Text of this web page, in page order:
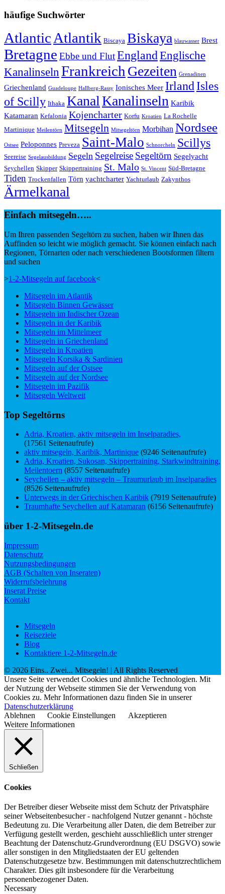
häufige Suchwörter
AtlanticAtlantik Biscaya Biskaya blauwasser Brest
Bretagne Ebbe und Flut EnglandEnglische
KanalinselnFrankreichGezeiten Grenadinen
Griechenland Guadeloupe Hallberg-Rassy Ionisches Meer IrlandIsles
of Scilly Ithaka KanalKanalinseln Karibik
Katamaran Kefalonia Kojencharter Korfu Kroatien La Rochelle
Martinique Meilentörn Mitsegeln Mitsegeltörn Morbihan Nordsee
Ostsee Peloponnes Preveza Saint-Malo Schnorcheln Scillys
Seereise Segelausbildung Segeln Segelreise Segeltörn Segelyacht
Seychellen Skipper Skippertraining St. Malo St. Vincent Süd-Bretagne
Tiden Trockenfallen Törn yachtcharter Yachturlaub Zakynthos
Ärmelkanal
Einfach mitsegeln…..
Um Ihren passenden Segeltörn zu suchen, haben wir Ihnen das
Auffinden so leicht wie möglich gemacht. Sie können einfach nach
Regionen, Törnarten oder nach verschiedenen Bootsformen filtern
und suchen
>1-2-Mitsegeln auf facebook<
Mitsegeln im Atlantik
Mitsegeln Binnen Gewässer
Mitsegeln im Indischer Ozean
Mitsegeln in der Karibik
Mitsegeln im Mittelmeer
Mitsegeln in Griechenland
Mitsegeln in Kroatien
Mitsegeln Korsika & Sardinien
Mitsegeln auf der Ostsee
Mitsegeln auf der Nordsee
Mitsegeln im Pazifik
Mitsegeln Weltweit
Top Segeltörns
Adria, Kroatien, aktiv mitsegeln im Inselparadies,
(17561 Seitenaufrufe)
aktiv mitsegeln, Karibik, Martinique (9246 Seitenaufrufe)
Adria, Kroatien, Sukosan, Skippertraining, Starkwindtraining,
Meilentoern (8557 Seitenaufrufe)
Seychellen – aktiv mitsegeln – Traumurlaub im Inselparadies
(8526 Seitenaufrufe)
Unterwegs in der Griechischen Karibik (7919 Seitenaufrufe)
Traumhafte Seychellen auf Katamaran (6156 Seitenaufrufe)
über 1-2-Mitsegeln.de
Impressum
Datenschutz
Nutzungsbedingungen
AGB (Schalten von Inseraten)
Widerrufsbelehrung
Inserat Preise
Kontakt
Mitsegeln
Reiseziele
Blog
Kontaktiere 1-2-Mitsegeln.de
© 2026 Eins.. Zwei... Mitsegeln! | All Rights Reserved
Unsere Seite verwendet Cookies und ähnliche Technologien. Mit
der Nutzung der Webseite stimmen Sie der Verwendung von
Cookies zu. Mehr Informationen dazu finden Sie in unserer
Datenschutzerklärung
Ablehnen
Cookie Einstellungen
Akzeptieren
Weitere Informationen
Schließen
Cookies
Der Betreiber dieser Webseite misst dem Schutz der Privatsphäre
seiner Webseitenbesucher - nachfolgend Nutzer genannt - höchste
Bedeutung zu. Die Verarbeitung aller Daten, die dem Betreiber zur
Verfügung gestellt werden, geschieht ausschließlich unter strenger
Beachtung der Datenschutz-Grundverordnung (EU DSGVO) sowie
aller sonstigen in den Mitgliedstaaten der EU geltenden
Datenschutzgesetze bzw. Bestimmungen mit datenschutzrechtlichem
Charakter. Dies gilt insbesondere für die Verarbeitung
personenbezogener Daten.
Necessary